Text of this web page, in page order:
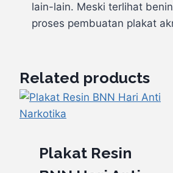
lain-lain. Meski terlihat
proses pembuatan plakat
Related products
Plakat Resin